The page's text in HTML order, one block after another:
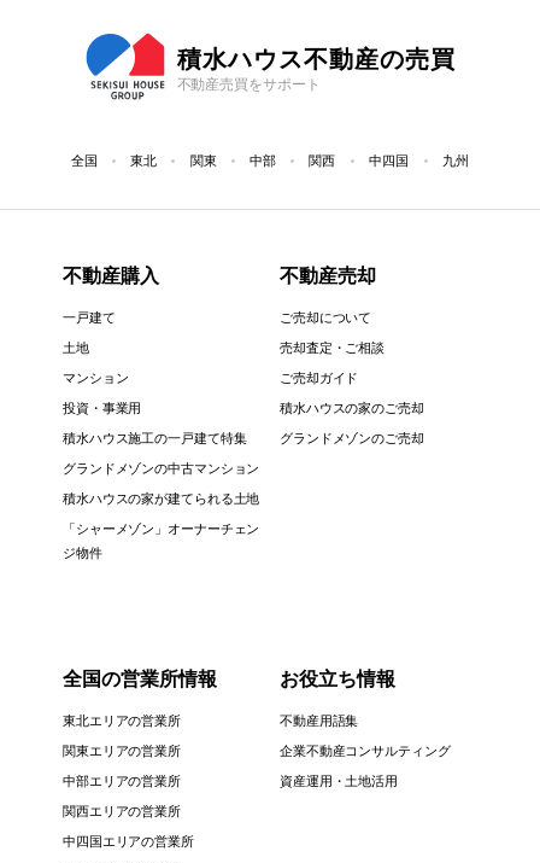
積水ハウス不動産の売買
不動産売買をサポート
全国 東北 関東 中部 関西 中四国 九州
不動産購入
一戸建て
土地
マンション
投資・事業用
積水ハウス施工の一戸建て特集
グランドメゾンの中古マンション
積水ハウスの家が建てられる土地
「シャーメゾン」オーナーチェン
ジ物件
不動産売却
ご売却について
売却査定・ご相談
ご売却ガイド
積水ハウスの家のご売却
グランドメゾンのご売却
全国の営業所情報
東北エリアの営業所
関東エリアの営業所
中部エリアの営業所
関西エリアの営業所
中四国エリアの営業所
お役立ち情報
不動産用語集
企業不動産コンサルティング
資産運用・土地活用